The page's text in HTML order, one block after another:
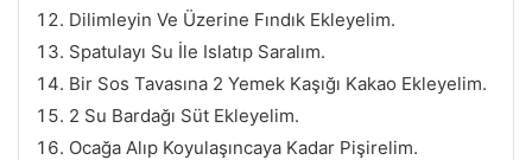
Dilimleyin Ve Üzerine Fındık Ekleyelim.
Spatulayı Su İle Islatıp Saralım.
Bir Sos Tavasına 2 Yemek Kaşığı Kakao Ekleyelim.
2 Su Bardağı Süt Ekleyelim.
Ocağa Alıp Koyulaşıncaya Kadar Pişirelim.